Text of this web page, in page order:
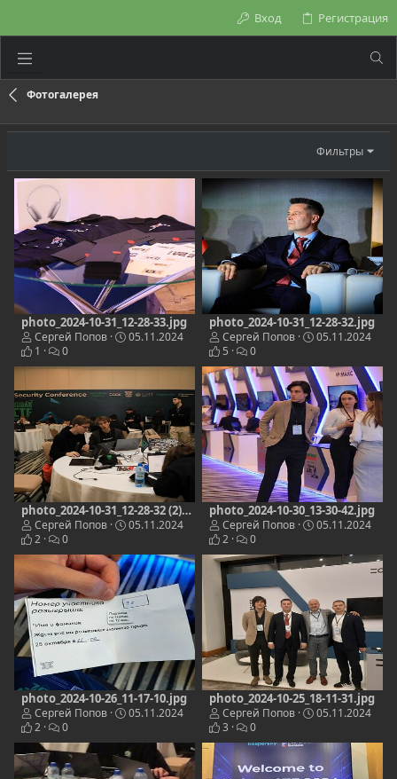
Вход Регистрация
Фотогалерея
Фильтры
photo_2024-10-31_12-28-33.jpg
Сергей Попов
05.11.2024
1
0
photo_2024-10-31_12-28-32.jpg
Сергей Попов
05.11.2024
5
0
photo_2024-10-31_12-28-32 (2).jpg
Сергей Попов
05.11.2024
2
0
photo_2024-10-30_13-30-42.jpg
Сергей Попов
05.11.2024
2
0
photo_2024-10-26_11-17-10.jpg
Сергей Попов
05.11.2024
2
0
photo_2024-10-25_18-11-31.jpg
Сергей Попов
05.11.2024
3
0